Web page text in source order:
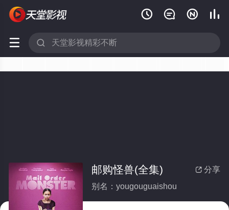
   
 
 分享
邮购怪兽(全集)
别名：yougouguaishou